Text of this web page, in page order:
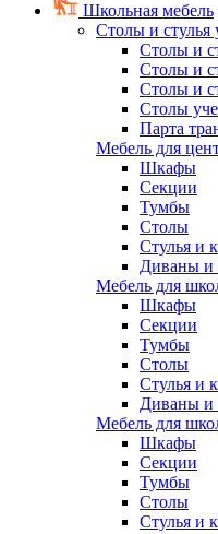
Школьная мебель
Столы и стулья
Столы и
Столы и
Столы и
Столы
Парта
Мебель для
Шкафы
Секции
Тумбы
Столы
Стулья и
Диваны и
Мебель для
Шкафы
Секции
Тумбы
Столы
Стулья и
Диваны и
Мебель для
Шкафы
Секции
Тумбы
Столы
Стулья и